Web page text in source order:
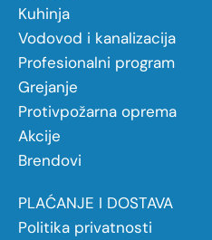
Kuhinja
Vodovod i kanalizacija
Profesionalni program
Grejanje
Protivpožarna oprema
Akcije
Brendovi
PLAĆANJE I DOSTAVA
Politika privatnosti